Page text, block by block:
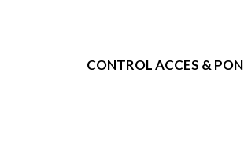
CONTROL ACCES &